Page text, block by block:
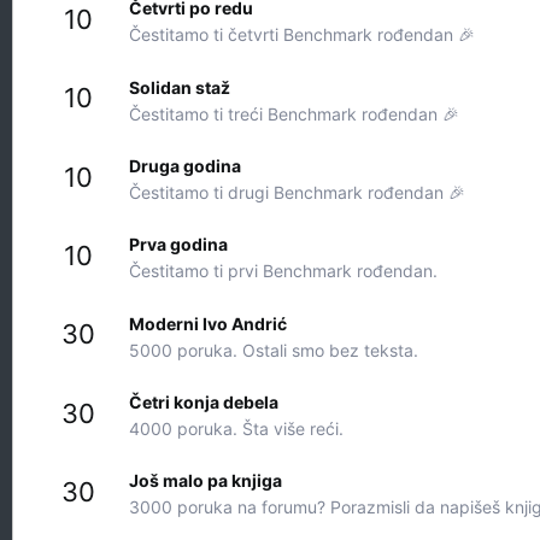
10
Četvrti po redu
Čestitamo ti četvrti Benchmark rođendan 🎉
10
Solidan staž
Čestitamo ti treći Benchmark rođendan 🎉
10
Druga godina
Čestitamo ti drugi Benchmark rođendan 🎉
10
Prva godina
Čestitamo ti prvi Benchmark rođendan.
30
Moderni Ivo Andrić
5000 poruka. Ostali smo bez teksta.
30
Četri konja debela
4000 poruka. Šta više reći.
30
Još malo pa knjiga
3000 poruka na forumu? Porazmisli da napišeš